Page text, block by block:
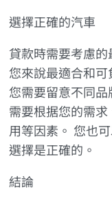
選擇正確的汽車
貸款時需要考慮
您來說最適合和可
您需要留意不同
需要根据您的需
用等因素。 您也
選擇是正確的。
結論